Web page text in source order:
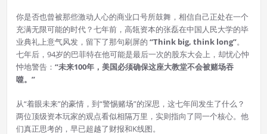
你是否也曾被那些激动人心的商业口号所鼓舞，相信自己正处在一个
充满无限可能的时代？七年前，高瓴资本的张磊在中国人民大学的毕
业典礼上意气风发，留下了那句刷屏的 “Think big, think long”。
七年后，94岁的巴菲特在他可能是最后一次的股东大会上，却忧心忡
忡地警告： “未来100年，美国必须确保这座大教堂不会被赌场吞
噬。”
从“着眼未来”的豪情，到“警惕赌场”的深思，这七年间发生了什么？
两位顶级资本玩家的观点看似相隔万里，实则指向了同一个核心。他
们真正思考的，早已超越了财报和K线图。